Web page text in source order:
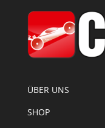
ÜBER UNS
SHOP